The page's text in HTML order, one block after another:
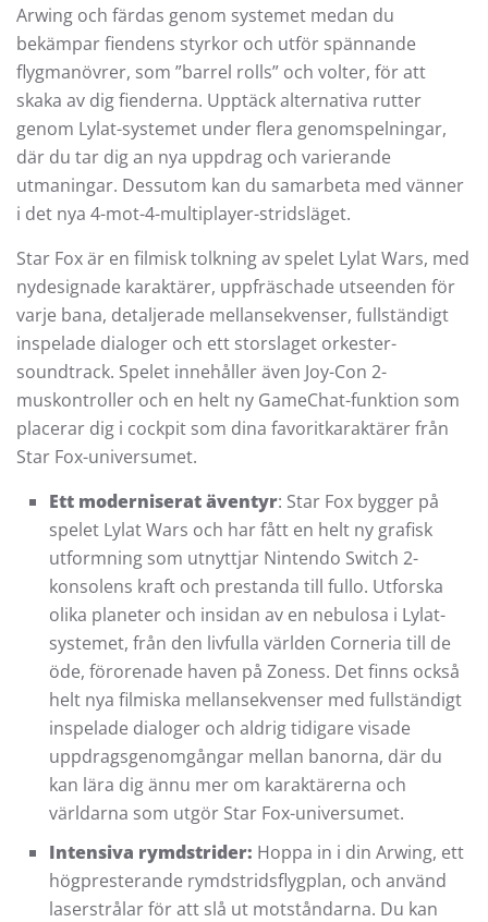
Arwing och färdas genom systemet medan du
bekämpar fiendens styrkor och utför spännande
flygmanövrer, som ”barrel rolls” och volter, för att
skaka av dig fienderna. Upptäck alternativa rutter
genom Lylat-systemet under flera genomspelningar,
där du tar dig an nya uppdrag och varierande
utmaningar. Dessutom kan du samarbeta med vänner
i det nya 4-mot-4-multiplayer-stridsläget.
Star Fox är en filmisk tolkning av spelet Lylat Wars, med
nydesignade karaktärer, uppfräschade utseenden för
varje bana, detaljerade mellansekvenser, fullständigt
inspelade dialoger och ett storslaget orkester-
soundtrack. Spelet innehåller även Joy-Con 2-
muskontroller och en helt ny GameChat-funktion som
placerar dig i cockpit som dina favoritkaraktärer från
Star Fox-universumet.
Ett moderniserat äventyr: Star Fox bygger på
spelet Lylat Wars och har fått en helt ny grafisk
utformning som utnyttjar Nintendo Switch 2-
konsolens kraft och prestanda till fullo. Utforska
olika planeter och insidan av en nebulosa i Lylat-
systemet, från den livfulla världen Corneria till de
öde, förorenade haven på Zoness. Det finns också
helt nya filmiska mellansekvenser med fullständigt
inspelade dialoger och aldrig tidigare visade
uppdragsgenomgångar mellan banorna, där du
kan lära dig ännu mer om karaktärerna och
världarna som utgör Star Fox-universumet.
Intensiva rymdstrider: Hoppa in i din Arwing, ett
högpresterande rymdstridsflygplan, och använd
laserstrålar för att slå ut motståndarna. Du kan